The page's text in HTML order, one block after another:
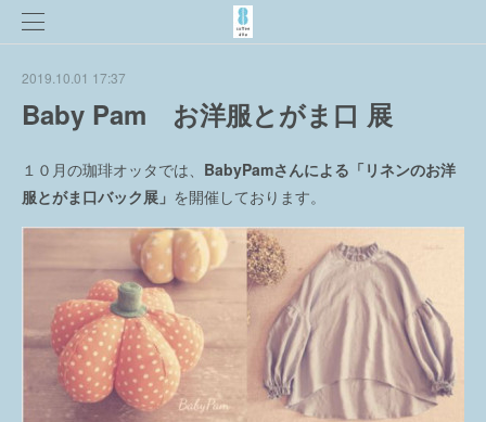
2019.10.01 17:37
Baby Pam お洋服とがま口 展
１０月の珈琲オッタでは、 BabyPamさんによる「リネンのお洋
服とがま口バック展」 を開催しております。